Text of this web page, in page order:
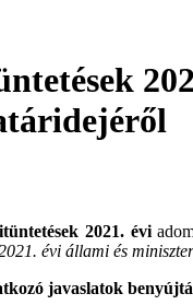
2021. évi
évi állami és
javaslatok